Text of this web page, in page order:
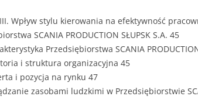
MARKETING POLITYCZNY
PEDAGOGIKA
POLITOLOGIA
III. Wpływ stylu kierowania na efektywność
SCANIA PRODUCTION SŁUPSK S.A. 45
Przedsiębiorstwa SCANIA
i struktura organizacyjna 45
i pozycja na rynku 47
zasobami ludzkimi w Przedsiębiorstwie